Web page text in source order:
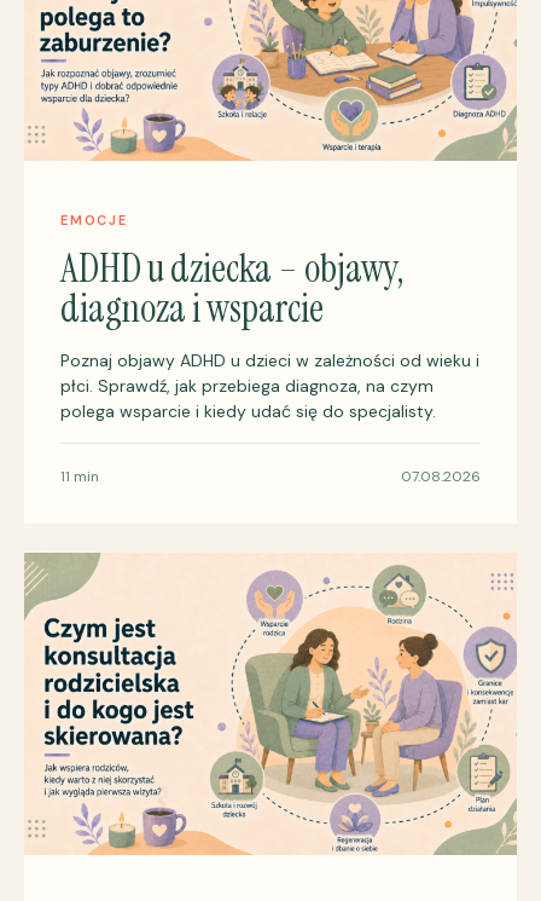
EMOCJE
ADHD u dziecka – objawy,
diagnoza i wsparcie
Poznaj objawy ADHD u dzieci w zależności od wieku i
płci. Sprawdź, jak przebiega diagnoza, na czym
polega wsparcie i kiedy udać się do specjalisty.
11 min 07.08.2026